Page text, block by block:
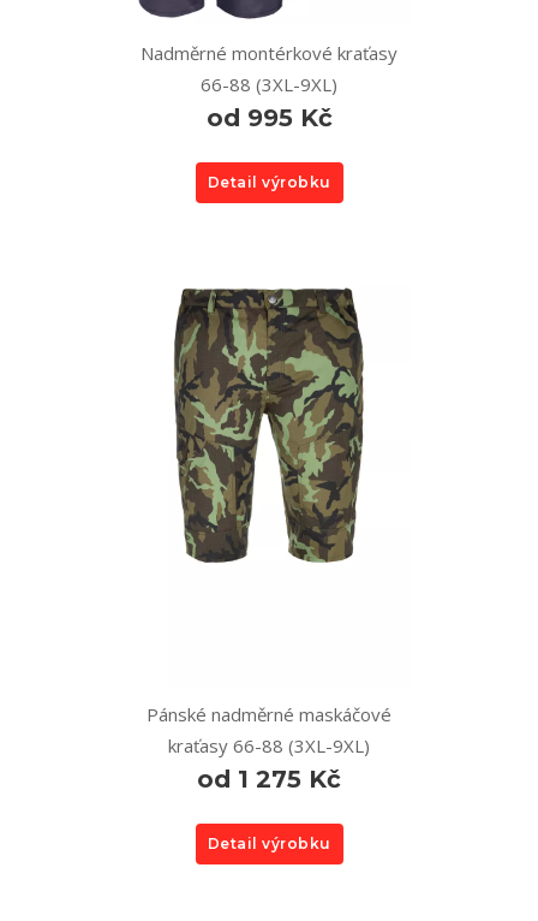
Nadměrné montérkové kraťasy
66-88 (3XL-9XL)
od 995 Kč
Detail výrobku
Pánské nadměrné maskáčové
kraťasy 66-88 (3XL-9XL)
od 1 275 Kč
Detail výrobku